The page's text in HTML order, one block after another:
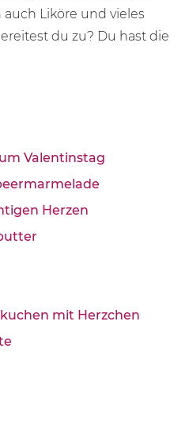
auch Liköre und vieles
du zu? Du hast die
Valentinstag
Herzen
mit Herzchen